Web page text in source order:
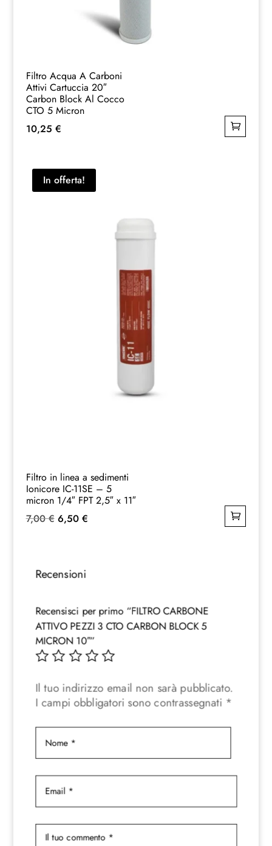
Filtro Acqua A Carboni
Attivi Cartuccia 20″
Carbon Block Al Cocco
CTO 5 Micron
10,25 €
In offerta!
Filtro in linea a sedimenti
Ionicore IC-11SE – 5
micron 1/4″ FPT 2,5″ x 11″
7,00€ Il
7,00 €.
6,50 €Il
Recensioni
Recensisci per primo “FILTRO CARBONE
ATTIVO PEZZI 3 CTO CARBON BLOCK 5
MICRON 10″”
Il tuo indirizzo email non sarà pubblicato.
I campi obbligatori sono contrassegnati *